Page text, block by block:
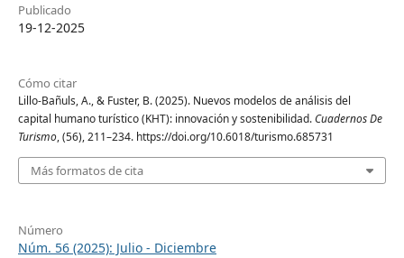
Publicado
19-12-2025
Cómo citar
Lillo-Bañuls, A., & Fuster, B. (2025). Nuevos modelos de análisis del
capital humano turístico (KHT): innovación y sostenibilidad.Cuadernos De
Turismo, (56), 211–234. https://doi.org/10.6018/turismo.685731
Más formatos de cita
Número
Núm. 56 (2025): Julio - Diciembre